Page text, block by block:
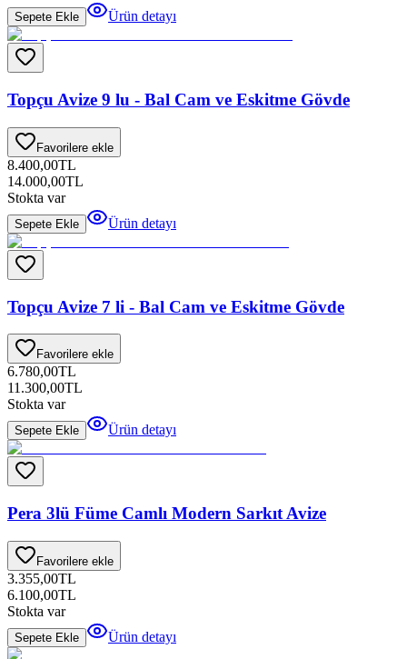
Sepete Ekle Ürün detayı
Topçu Avize 9 lu - Bal Cam ve Eskitme Gövde
Favorilere ekle
8.400,00TL
14.000,00TL
Stokta var
Sepete Ekle Ürün detayı
Topçu Avize 7 li - Bal Cam ve Eskitme Gövde
Favorilere ekle
6.780,00TL
11.300,00TL
Stokta var
Sepete Ekle Ürün detayı
Pera 3lü Füme Camlı Modern Sarkıt Avize
Favorilere ekle
3.355,00TL
6.100,00TL
Stokta var
Sepete Ekle Ürün detayı